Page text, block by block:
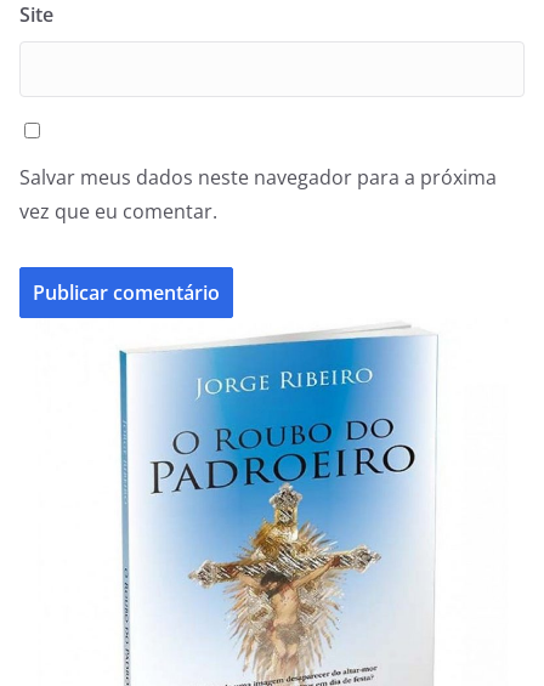
Site
Salvar meus dados neste navegador para a próxima
vez que eu comentar.